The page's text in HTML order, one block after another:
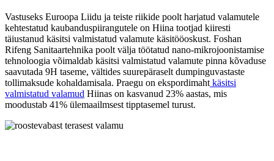
Vastuseks Euroopa Liidu ja teiste riikide poolt harjatud valamutele
kehtestatud kaubanduspiirangutele on Hiina tootjad kiiresti
täiustanud käsitsi valmistatud valamute käsitööoskust. Foshan
Rifeng Sanitaartehnika poolt välja töötatud nano-mikrojoonistamise
tehnoloogia võimaldab käsitsi valmistatud valamute pinna kõvaduse
saavutada 9H taseme, vältides suurepäraselt dumpinguvastaste
tollimaksude kohaldamisala. Praegu on ekspordimaht käsitsi
valmistatud valamud Hiinas on kasvanud 23% aastas, mis
moodustab 41% ülemaailmsest tipptasemel turust.